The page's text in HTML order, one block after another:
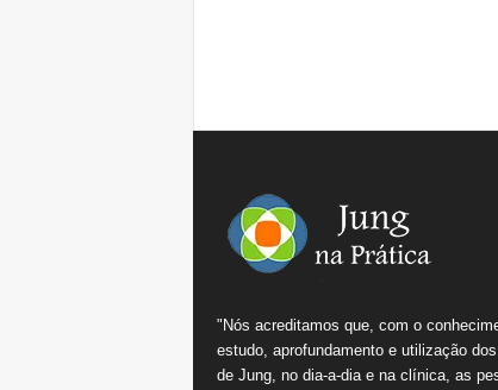
"Nós acreditamos que, com o
estudo, aprofundamento e utilização
de Jung, no dia-a-dia e na clínica, as